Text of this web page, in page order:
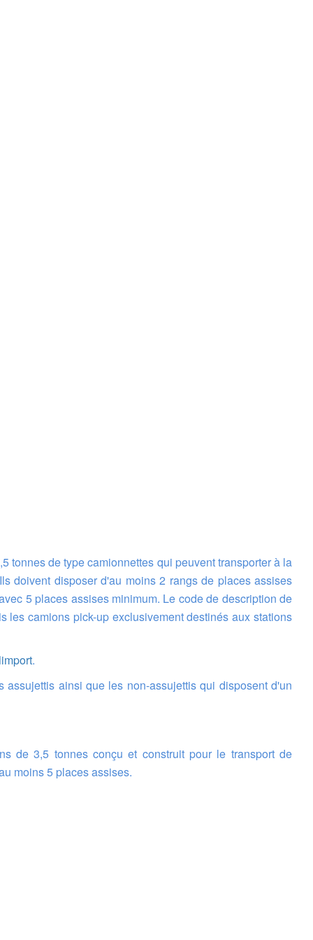
doivent disposer d'au moins 2 rangs de places assises
5 places assises minimum. Le code de description de
les camions pick-up exclusivement destinés aux stations
.
moins 5 places assises.